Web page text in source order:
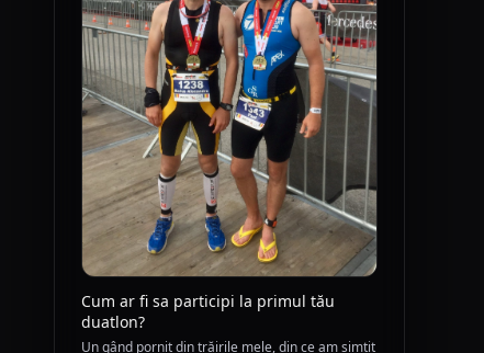
Cum ar fi sa participi la primul tău
duatlon?
Un gând pornit din trăirile mele, din ce am simțit